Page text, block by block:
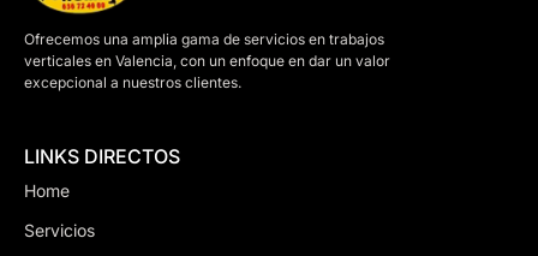
Ofrecemos una amplia gama de servicios en trabajos
verticales en Valencia, con un enfoque en dar un valor
excepcional a nuestros clientes.
LINKS DIRECTOS
Home
Servicios